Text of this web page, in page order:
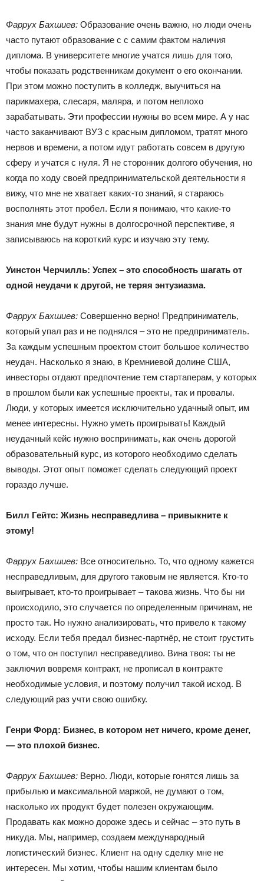
Фаррух Бахшиев: Образование очень важно, но люди очень
часто путают образование с с самим фактом наличия
диплома. В университете многие учатся лишь для того,
чтобы показать родственникам документ о его окончании.
При этом можно поступить в колледж, выучиться на
парикмахера, слесаря, маляра, и потом неплохо
зарабатывать. Эти профессии нужны во всем мире. А у нас
часто заканчивают ВУЗ с красным дипломом, тратят много
нервов и времени, а потом идут работать совсем в другую
сферу и учатся с нуля. Я не сторонник долгого обучения, но
когда по ходу своей предпринимательской деятельности я
вижу, что мне не хватает каких-то знаний, я стараюсь
восполнять этот пробел. Если я понимаю, что какие-то
знания мне будут нужны в долгосрочной перспективе, я
записываюсь на короткий курс и изучаю эту тему.
Уинстон Черчилль: Успех – это способность шагать от
одной неудачи к другой, не теряя энтузиазма.
Фаррух Бахшиев: Совершенно верно! Предприниматель,
который упал раз и не поднялся – это не предприниматель.
За каждым успешным проектом стоит большое количество
неудач. Насколько я знаю, в Кремниевой долине США,
инвесторы отдают предпочтение тем стартаперам, у которых
в прошлом были как успешные проекты, так и провалы.
Люди, у которых имеется исключительно удачный опыт, им
менее интересны. Нужно уметь проигрывать! Каждый
неудачный кейс нужно воспринимать, как очень дорогой
образовательный курс, из которого необходимо сделать
выводы. Этот опыт поможет сделать следующий проект
гораздо лучше.
Билл Гейтс: Жизнь несправедлива – привыкните к
этому!
Фаррух Бахшиев: Все относительно. То, что одному кажется
несправедливым, для другого таковым не является. Кто-то
выигрывает, кто-то проигрывает – такова жизнь. Что бы ни
происходило, это случается по определенным причинам, не
просто так. Но нужно анализировать, что привело к такому
исходу. Если тебя предал бизнес-партнёр, не стоит грустить
о том, что он поступил несправедливо. Вина твоя: ты не
заключил вовремя контракт, не прописал в контракте
необходимые условия, и поэтому получил такой исход. В
следующий раз учти свою ошибку.
Генри Форд: Бизнес, в котором нет ничего, кроме денег,
— это плохой бизнес.
Фаррух Бахшиев: Верно. Люди, которые гонятся лишь за
прибылью и максимальной маржой, не думают о том,
насколько их продукт будет полезен окружающим.
Продавать как можно дороже здесь и сейчас – это путь в
никуда. Мы, например, создаем международный
логистический бизнес. Клиент на одну сделку мне не
интересен. Мы хотим, чтобы нашим клиентам было